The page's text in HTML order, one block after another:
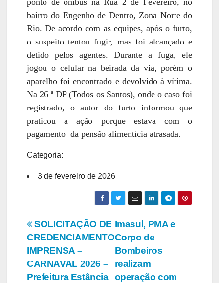
ponto de ônibus na Rua 2 de Fevereiro, no
bairro do Engenho de Dentro, Zona Norte do
Rio.De acordo com as equipes, após o furto,
o suspeito tentou fugir, mas foi alcançado e
detido pelos agentes. Durante a fuga, ele
jogou o celular na beirada da via, porém o
aparelho foi encontrado e devolvido à vítima.
Na 26 ª DP (Todos os Santos), onde o caso foi
registrado, o autor do furto informou que
praticou a ação porque estava com o
pagamento da pensão alimentícia atrasada.
Categoria:
3 de fevereiro de 2026
Navegação
de
Post
Imasul, PMA e
Corpo de
Bombeiros
realizam
operação com
SOLICITAÇÃO DE
CREDENCIAMENTO
IMPRENSA –
CARNAVAL 2026 –
Prefeitura Estância